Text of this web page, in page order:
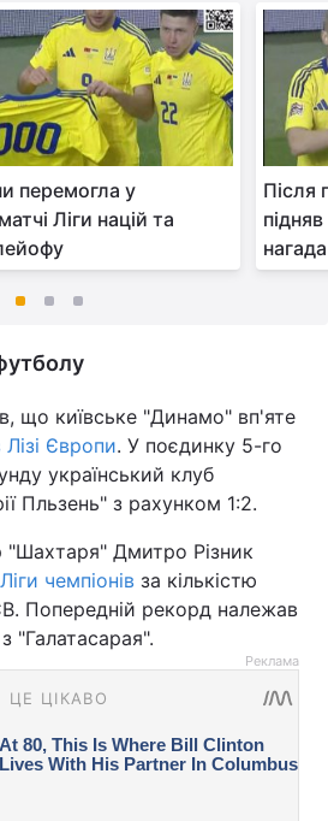
перемогла у
Ліги націй та
Після
що київське "Динамо" вп'яте
Європи. У поєдинку 5-го
український клуб
Пльзень" з рахунком 1:2.
"Шахтаря" Дмитро Різник
чемпіонів за кількістю
Попередній рекорд належав
"Галатасарая".
Реклама